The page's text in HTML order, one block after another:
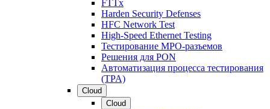
FTTx
Harden Security Defenses
HFC Network Test
High-Speed Ethernet Testing
Тестирование МРО-разъемов
Решения для PON
Автоматизация процесса тестирования
(TPA)
Cloud
Cloud